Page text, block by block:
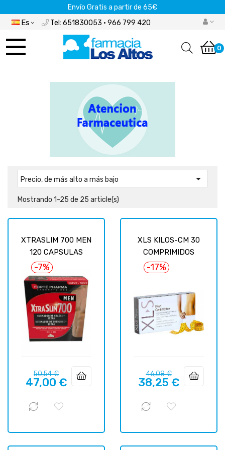
Envío Gratis a partir de 65€
Es Tel: 651830053 · 966 799 420
Navegación
palanca
0
Precio, de más alto a más bajo 
Mostrando 1-25 de 25 article(s)
XTRASLIM 700 MEN
120 CAPSULAS
-7%
Precio
regular
50,54 €Precio
47,00 €
XLS KILOS-CM 30
COMPRIMIDOS
-17%
Precio
regular
46,08 €Precio
38,25 €